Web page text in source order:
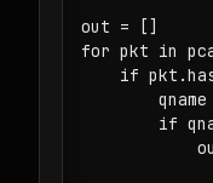
out = []
for pkt in
if
if